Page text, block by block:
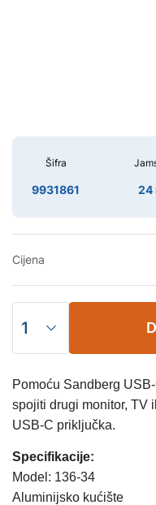
Pomoću Sandberg
spojiti drugi monitor, TV
USB-C priključka.
Specifikacije:
Model: 136-34
Aluminijsko kućište
Šifra
9931861 24
Cijena